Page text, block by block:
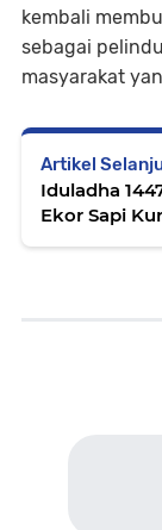
kembali
sebagai
masyarakat
Artikel
Iduladha
Ekor Sapi